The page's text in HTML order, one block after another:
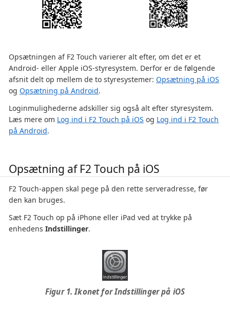
Opsætningen af F2 Touch varierer alt efter, om det er et
Android- eller Apple iOS-styresystem. Derfor er de følgende
afsnit delt op mellem de to styresystemer: Opsætning på iOS
og Opsætning på Android.
Loginmulighederne adskiller sig også alt efter styresystem.
Læs mere om Log ind i F2 Touch på iOS og Log ind i F2 Touch
på Android.
Opsætning af F2 Touch på iOS
F2 Touch-appen skal pege på den rette serveradresse, før
den kan bruges.
Sæt F2 Touch op på iPhone eller iPad ved at trykke på
enhedens Indstillinger.
Figur 1. Ikonet for Indstillinger på iOS